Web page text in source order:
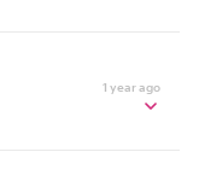
1 year ago